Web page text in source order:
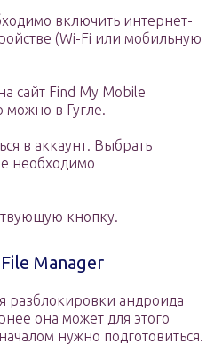
включить интернет-
(Wi-Fi или мобильную
сайт Find My Mobile
можно в Гугле.
в аккаунт. Выбрать
необходимо
кнопку.
Manager
разблокировки андроида
она может для этого
нужно подготовиться.